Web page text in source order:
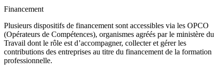
Financement
Plusieurs dispositifs de financement sont accessibles via les OPCO
(Opérateurs de Compétences), organismes agréés par le ministère du
Travail dont le rôle est d’accompagner, collecter et gérer les
contributions des entreprises au titre du financement de la formation
professionnelle.